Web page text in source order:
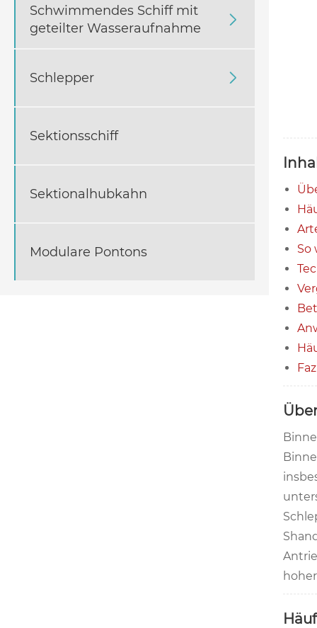
Schwimmendes Schiff mit
geteilter Wasseraufnahme

Schlepper 
Sektionsschiff
Sektionalhubkahn
Modulare Pontons
So